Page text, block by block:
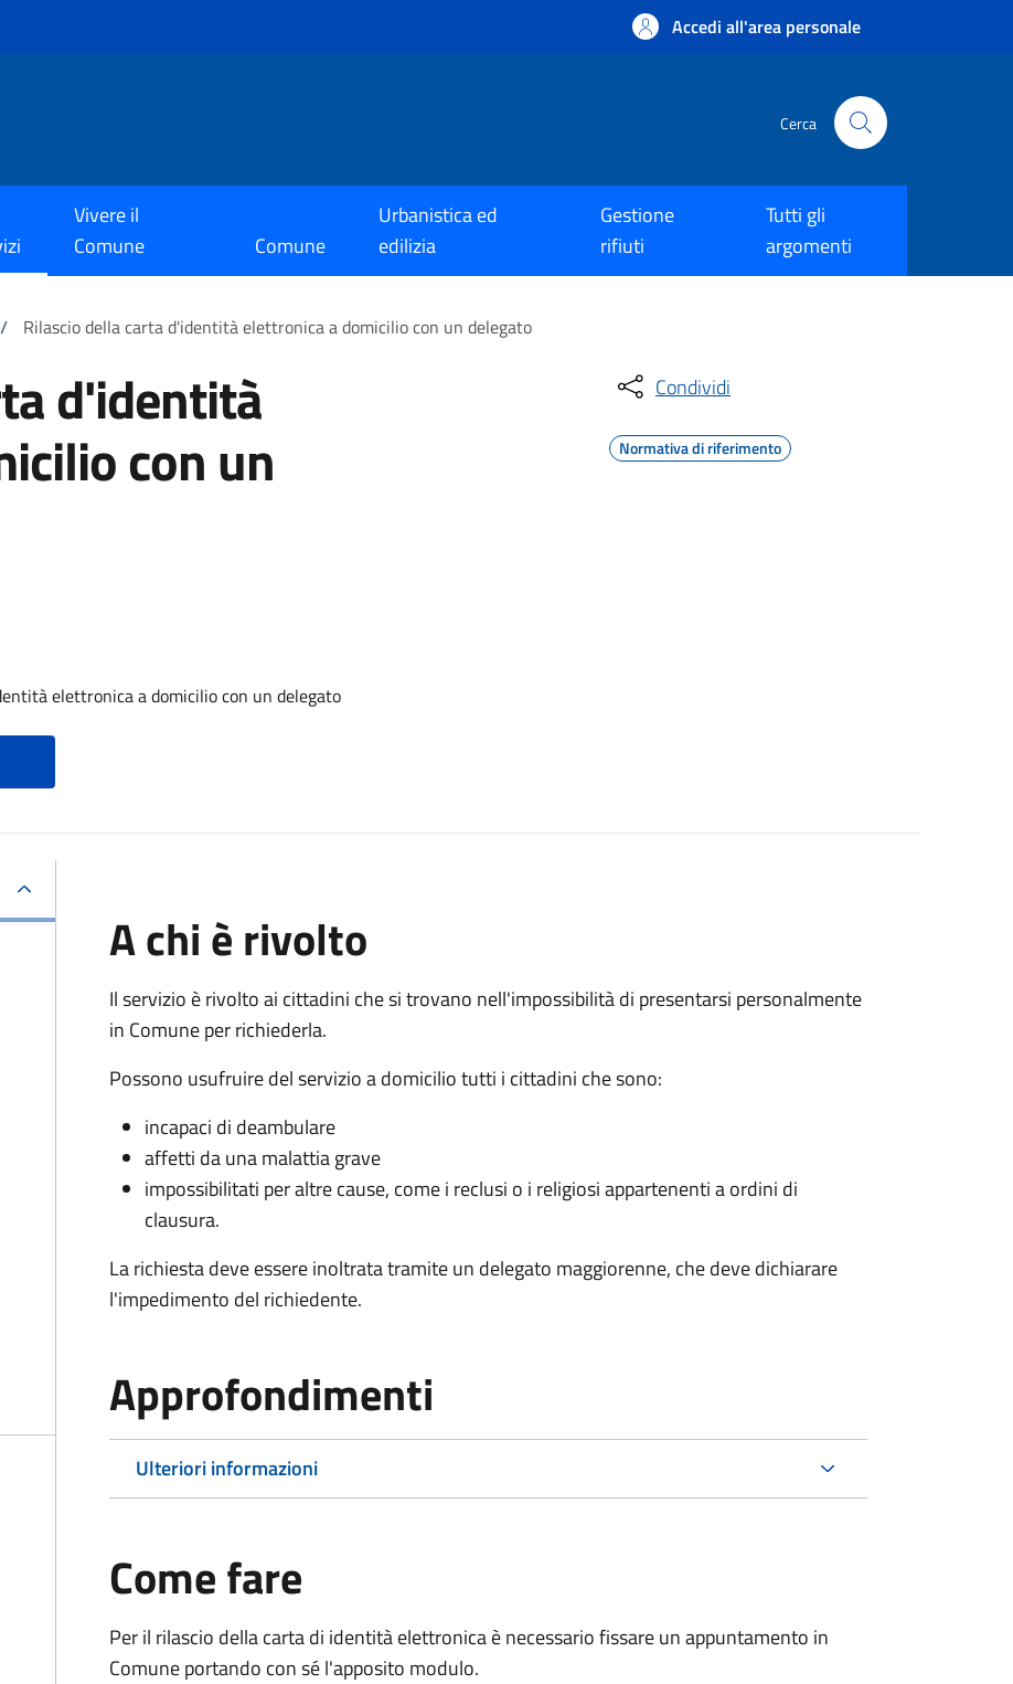
Accedi all'area personale
Cerca
Vivere il
Comune
Comune
Urbanistica ed
edilizia
Gestione
rifiuti
Tutti gli
argomenti
/ Rilascio della carta d'identità elettronica a domicilio con un delegato
d'identità
con un
elettronica a domicilio con un delegato
Condividi
Normativa di riferimento
A chi è rivolto
Il servizio è rivolto ai cittadini che si trovano nell'impossibilità di presentarsi personalmente
in Comune per richiederla.
Possono usufruire del servizio a domicilio tutti i cittadini che sono:
incapaci di deambulare
affetti da una malattia grave
impossibilitati per altre cause, come i reclusi o i religiosi appartenenti a ordini di
clausura.
La richiesta deve essere inoltrata tramite un delegato maggiorenne, che deve dichiarare
l'impedimento del richiedente.
Approfondimenti
Ulteriori informazioni
Come fare
Per il rilascio della carta di identità elettronica è necessario fissare un appuntamento in
Comune portando con sé l'apposito modulo.